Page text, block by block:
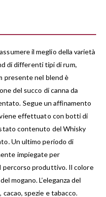
il meglio della varietà
di differenti tipi di rum,
presente nel blend è
del succo di canna da
Segue un affinamento
viene effettuato con botti di
contenuto del Whisky
Un ultimo periodo di
impiegate per
percorso produttivo. Il colore
mogano. L’eleganza del
spezie e tabacco.